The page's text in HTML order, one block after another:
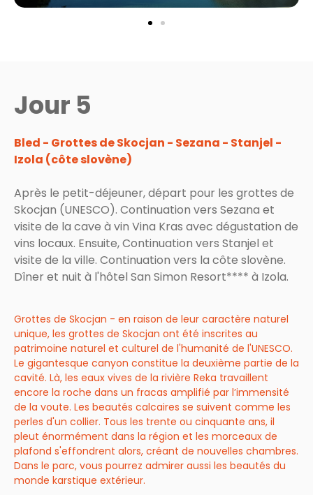
Jour 5
Bled - Grottes de Skocjan - Sezana - Stanjel -
Izola (côte slovène)
Après le petit-déjeuner, départ pour les grottes de
Skocjan (UNESCO). Continuation vers Sezana et
visite de la cave à vin Vina Kras avec dégustation de
vins locaux. Ensuite, Continuation vers Stanjel et
visite de la ville. Continuation vers la côte slovène.
Dîner et nuit à l'hôtel San Simon Resort**** à Izola.
Grottes de Skocjan - en raison de leur caractère naturel
unique, les grottes de Skocjan ont été inscrites au
patrimoine naturel et culturel de l'humanité de l'UNESCO.
Le gigantesque canyon constitue la deuxième partie de la
cavité. Là, les eaux vives de la rivière Reka travaillent
encore la roche dans un fracas amplifié par l’immensité
de la voute. Les beautés calcaires se suivent comme les
perles d'un collier. Tous les trente ou cinquante ans, il
pleut énormément dans la région et les morceaux de
plafond s'effondrent alors, créant de nouvelles chambres.
Dans le parc, vous pourrez admirer aussi les beautés du
monde karstique extérieur.